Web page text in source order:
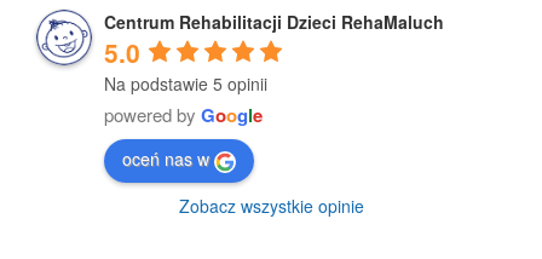
Centrum Rehabilitacji Dzieci RehaMaluch
5.0
Na podstawie 5 opinii
powered by Google
oceń nas w
Zobacz wszystkie opinie